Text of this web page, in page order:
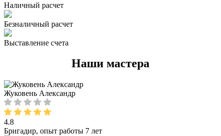
Наличный расчет
Безналичный расчет
Выставление счета
Наши мастера
Жуковень Александр
4.8
Бригадир, опыт работы 7 лет